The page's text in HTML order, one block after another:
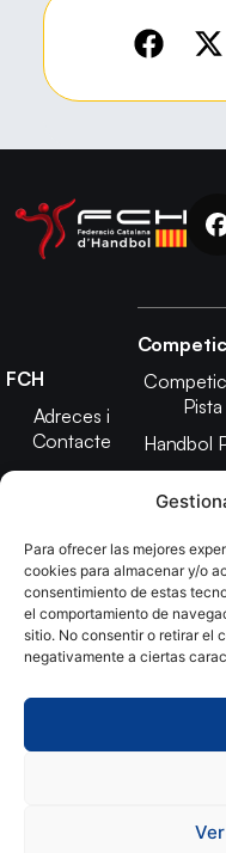
Para ofrecer las mejores
cookies para almacenar y/o
consentimiento de estas
el comportamiento de
sitio. No consentir o retirar el
negativamente a ciertas
FCH
Adreces i
Contacte
Junta Directiva
2025
Estatuts
Transparència
Imatge
Pista
Handbol
Copyright © 2024,
Política